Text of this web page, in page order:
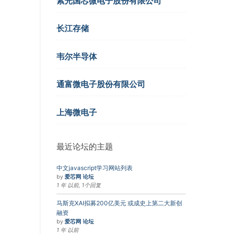
长江存储
韦尔半导体
通富微电子股份有限公司
上海微电子
最近论坛的主题
中文javascript学习网站列表
by 爱芯网 论坛
1 年 以前, 1个回复
马斯克XAI拟募200亿美元 或成史上第二大新创
融资
by 爱芯网 论坛
1 年 以前